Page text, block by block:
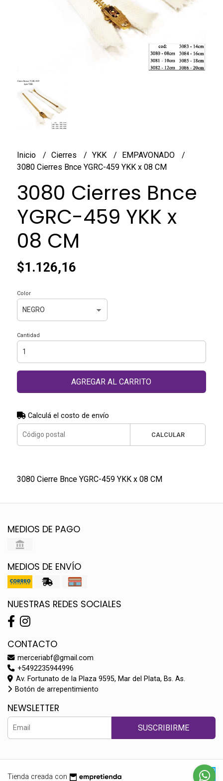
Inicio Cierres YKK
EMPAVONADO
3080 Cierres Bnce YGRC-459 YKK x 08 CM
3080 Cierres Bnce
YGRC-459 YKK x
08 CM
$1.126,16
Color
Cantidad
AGREGAR AL CARRITO
Calculá el costo de envío
CALCULAR
3080 Cierre Bnce YGRC-459 YKK x 08 CM
MEDIOS DE PAGO
MEDIOS DE ENVÍO
NUESTRAS REDES SOCIALES
CONTACTO
merceriabf@gmail.com
+5492235944996
Av. Fortunato de la Plaza 9595, Mar del Plata, Bs. As.
Botón de arrepentimiento
NEWSLETTER
SUSCRIBIRME
Tienda creada con